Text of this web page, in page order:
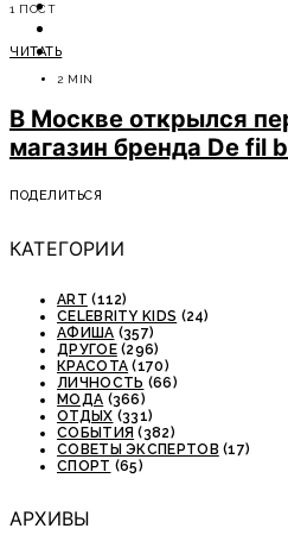
СОВЕТЫ ЭКСПЕРТОВ
1 ПОСТ
ЧИТАТЬ
2 MIN
В Москве открылся
магазин бренда De fil
ПОДЕЛИТЬСЯ
КАТЕГОРИИ
ART (112)
CELEBRITY KIDS (24)
АФИША (357)
ДРУГОЕ(296)
КРАСОТА (170)
ЛИЧНОСТЬ (66)
МОДА (366)
ОТДЫХ (331)
СОБЫТИЯ (382)
СОВЕТЫ ЭКСПЕРТОВ (17)
СПОРТ (65)
АРХИВЫ